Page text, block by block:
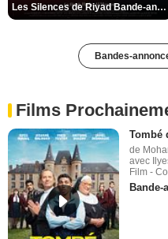
Les Silences de Riyad Bande-annonce VO STFR
Bandes-
Films
Tombé
de
avec
Film -
Bande-